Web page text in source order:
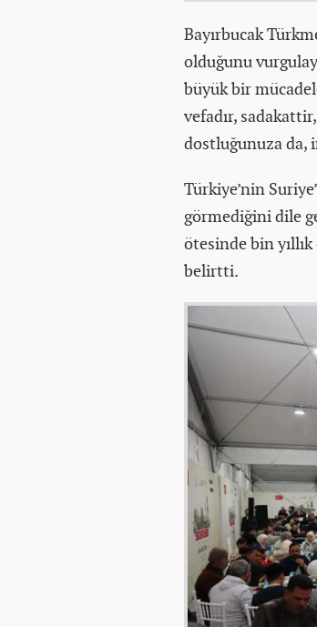
Bayırbucak
olduğunu
büyük bir
vefadır,
dostluğunuza da,
Türkiye’nin
görmediğini dile
ötesinde bin
belirtti.